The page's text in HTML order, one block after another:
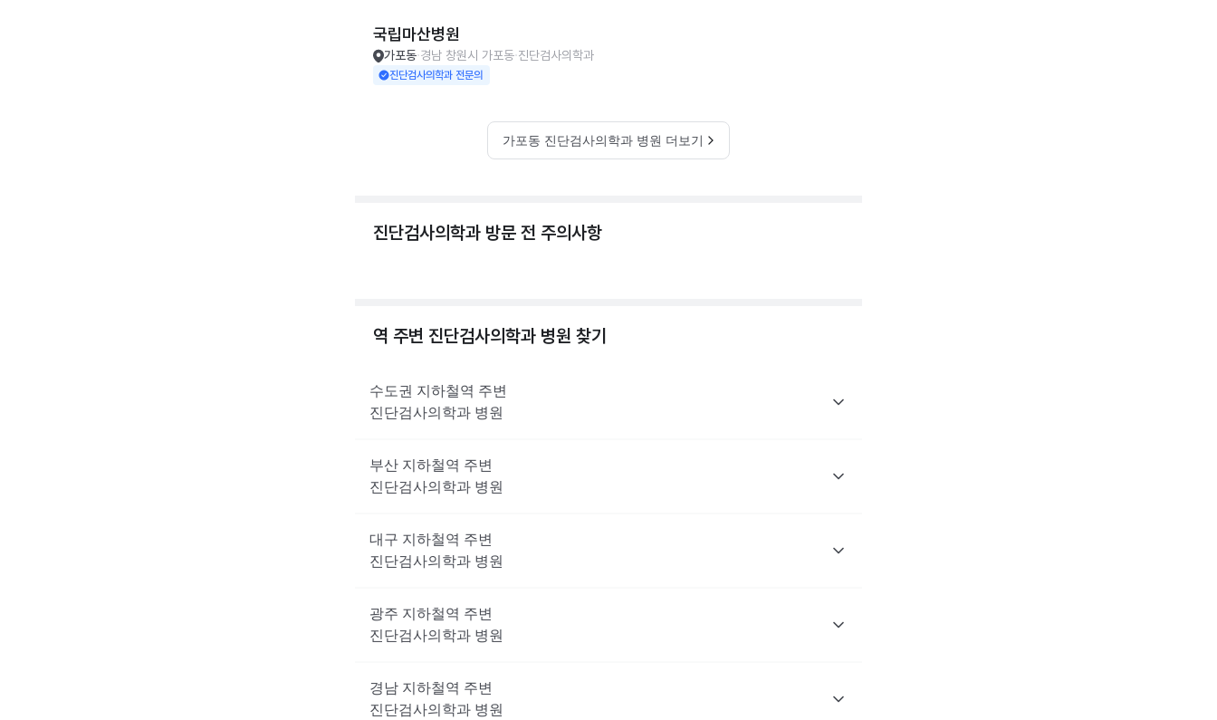
국립마산병원
가포동 경남 창원시 가포동 진단검사의학과
진단검사의학과 전문의
가포동 진단검사의학과 병원 더보기
진단검사의학과 방문 전 주의사항
역 주변 진단검사의학과 병원 찾기
수도권 지하철역 주변
진단검사의학과 병원
부산 지하철역 주변
진단검사의학과 병원
대구 지하철역 주변
진단검사의학과 병원
광주 지하철역 주변
진단검사의학과 병원
경남 지하철역 주변
진단검사의학과 병원